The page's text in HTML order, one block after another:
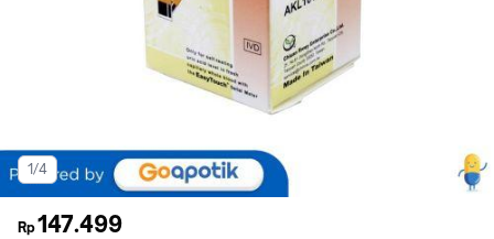
1/4
Rp147.499